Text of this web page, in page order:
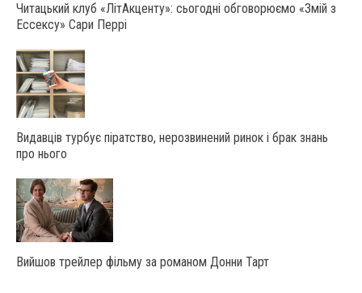
Читацький клуб «ЛітАкценту»: сьогодні обговорюємо «Змій з
Ессексу» Сари Перрі
Видавців турбує піратство, нерозвинений ринок і брак знань
про нього
Вийшов трейлер фільму за романом Донни Тарт